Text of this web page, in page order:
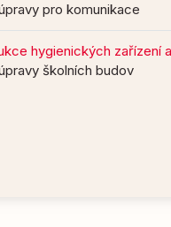
pro komunikace
hygienických zařízení
školních budov